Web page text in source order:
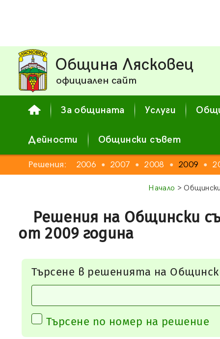
Община Лясковец
официален сайт
За общината Услуги
Дейности Общински съвет
Решения:
● 2005 2006 ● 2007 ● 2008 ● 2009 ●
Начало >
Решения на Общински
от 2009 година
Търсене в решенията на
Търсене по номер на решение